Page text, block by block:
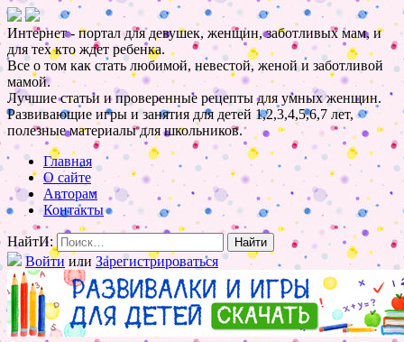
Интернет - портал для девушек, женщин, заботливых мам, и
для тех кто ждет ребенка.
Все о том как стать любимой, невестой, женой и заботливой
мамой.
Лучшие статьи и проверенные рецепты для умных женщин.
Развивающие игры и занятия для детей 1,2,3,4,5,6,7 лет,
полезные материалы для школьников.
Главная
О сайте
Авторам
Контакты
НайтИ:
Войти или Зарегистрироваться